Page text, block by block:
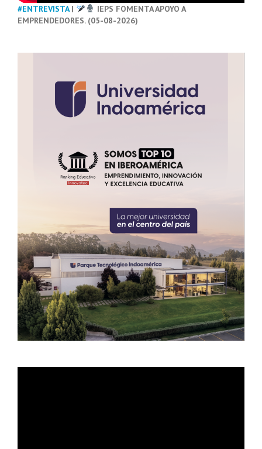
#ENTREVISTA|
IEPS FOMENTA APOYO A
EMPRENDEDORES. (05-08-2026)